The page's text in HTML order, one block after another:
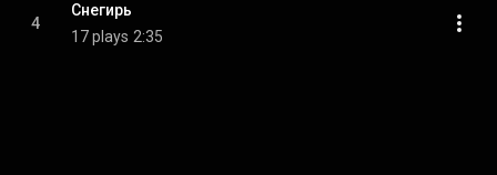
4
Снегирь
17 plays 2:35